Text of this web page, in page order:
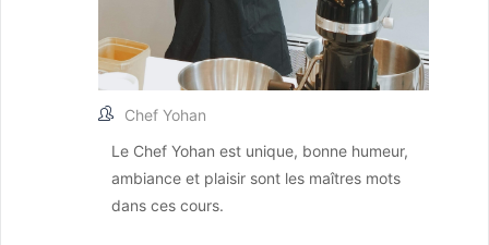
Chef Yohan
Le Chef Yohan est unique, bonne humeur,
ambiance et plaisir sont les maîtres mots
dans ces cours.